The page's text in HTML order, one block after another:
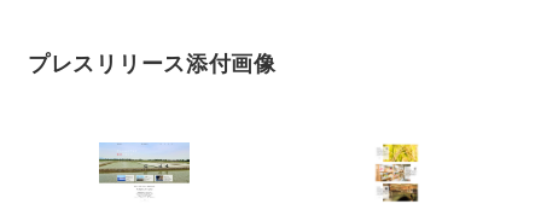
プレスリリース添付画像